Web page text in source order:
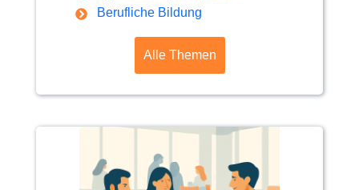
Berufliche Bildung
Alle Themen